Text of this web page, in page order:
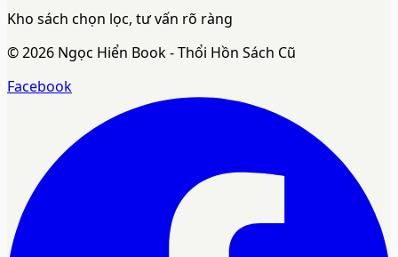
Kho sách chọn lọc, tư vấn rõ ràng
©2026 Ngọc Hiển Book - Thổi Hồn Sách Cũ
Facebook